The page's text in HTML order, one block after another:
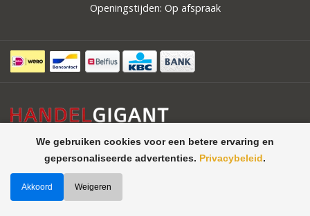
We gebruiken cookies voor een betere ervaring en
gepersonaliseerde advertenties. Privacybeleid.
Akkoord Weigeren
Openingstijden: Op afspraak